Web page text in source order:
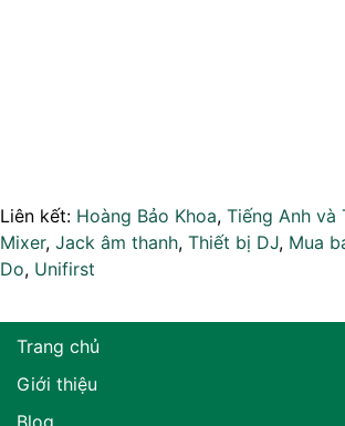
Liên kết: Hoàng Bảo Khoa, Tiếng Anh và
Mixer, Jack âm thanh, Thiết bị DJ, Mua
Do, Unifirst
Trang chủ
Giới thiệu
Blog